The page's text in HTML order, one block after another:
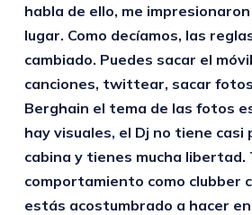
habla de ello, me impresionaron
lugar. Como decíamos, las
cambiado. Puedes sacar el
canciones, twittear, sacar
Berghain el tema de las fotos
hay visuales, el Dj no tiene casi
cabina y tienes mucha libertad.
comportamiento como clubber
estás acostumbrado a hacer